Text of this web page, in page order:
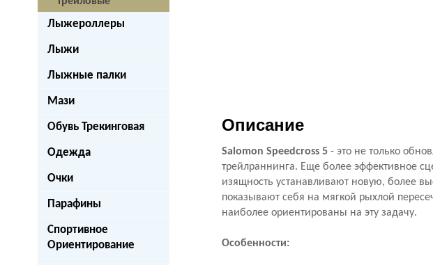
Лыжероллеры
Лыжи
Лыжные палки
Мази
Обувь Трекинговая
Одежда
Очки
Парафины
Спортивное
Ориентирование
Описание
Salomon Speedcross 5 - это не только
трейлраннинга. Еще более эффективное
изящность устанавливают новую, более
показывают себя на мягкой рыхлой
наиболее ориентированы на эту задачу.
Особенности: